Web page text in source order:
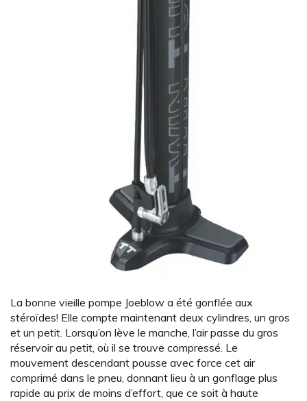
La bonne vieille pompe Joeblow a été gonflée aux
stéroïdes! Elle compte maintenant deux cylindres, un gros
et un petit. Lorsqu’on lève le manche, l’air passe du gros
réservoir au petit, où il se trouve compressé. Le
mouvement descendant pousse avec force cet air
comprimé dans le pneu, donnant lieu à un gonflage plus
rapide au prix de moins d’effort, que ce soit à haute